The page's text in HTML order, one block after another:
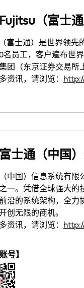
（富士
富士通）是世界领先
名员工，客户遍布世
团（东京证券交易所
资讯，请浏览：
士通（中国
中国）信息系统有限
一。凭借全球强大的
沿的系统架构，全力
创无限的商机。
资讯，请浏览：
号】